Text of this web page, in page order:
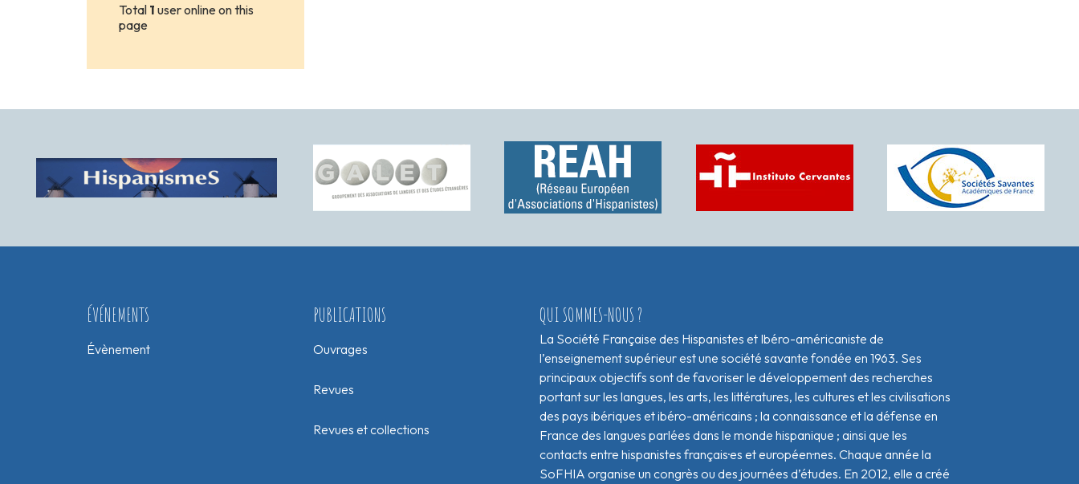
Total 1 user online on this
page
ÉVÉNEMENTS
Évènement
PUBLICATIONS
Ouvrages
Revues
Revues et collections
QUI SOMMES-NOUS ?
La Société Française des Hispanistes et Ibéro-américaniste de
l’enseignement supérieur est une société savante fondée en 1963. Ses
principaux objectifs sont de favoriser le développement des recherches
portant sur les langues, les arts, les littératures, les cultures et les civilisations
des pays ibériques et ibéro-américains ; la connaissance et la défense en
France des langues parlées dans le monde hispanique ; ainsi que les
contacts entre hispanistes français·es et européen·nes. Chaque année la
SoFHIA organise un congrès ou des journées d’études. En 2012, elle a créé